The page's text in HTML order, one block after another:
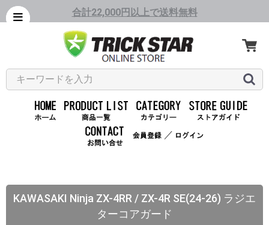
合計22,000円以上で送料無料
／
KAWASAKI Ninja ZX-4RR / ZX-4R SE(24-26) ラジエ
ターコアガード